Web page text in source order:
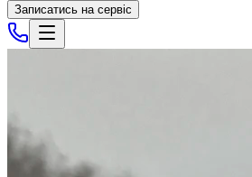
Записатись на сервіс